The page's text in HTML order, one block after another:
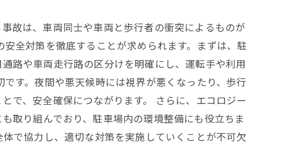
故は、車両同士や車両と歩行者の衝突によるものが
全対策を徹底することが求められます。まずは、駐
路や車両走行路の区分けを明確にし、運転手や利用
す。夜間や悪天候時には視界が悪くなったり、歩行
で、安全確保につながります。 さらに、エコロジー
取り組んでおり、駐車場内の環境整備にも役立ちま
で協力し、適切な対策を実施していくことが不可欠